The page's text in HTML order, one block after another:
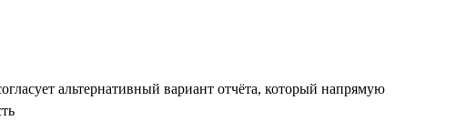
альтернативный вариант отчёта, который напрямую